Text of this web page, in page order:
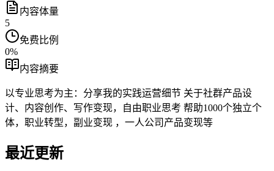
内容体量
5
免费比例
0%
内容摘要
以专业思考为主：分享我的实践运营细节 关于社群产品设
计、内容创作、写作变现，自由职业思考 帮助1000个独立个
体，职业转型，副业变现 ，一人公司产品变现等
最近更新